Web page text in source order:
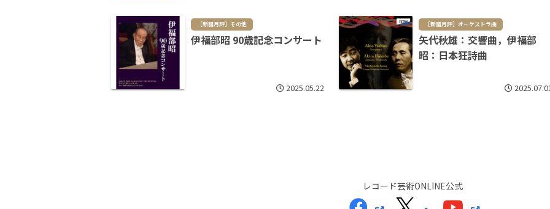
［新譜月評］その他
伊福部昭 90歳記念コンサート
2025.05.22
［新譜月評］オーケストラ曲
矢代秋雄：交響曲，伊福部
昭：日本狂詩曲
レコード芸術ONLINE公式